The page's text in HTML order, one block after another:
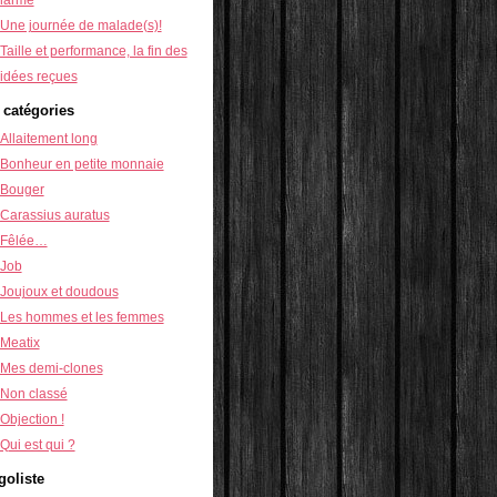
Une journée de malade(s)!
Taille et performance, la fin des
idées reçues
catégories
Allaitement long
Bonheur en petite monnaie
Bouger
Carassius auratus
Fêlée…
Job
Joujoux et doudous
Les hommes et les femmes
Meatix
Mes demi-clones
Non classé
Objection !
Qui est qui ?